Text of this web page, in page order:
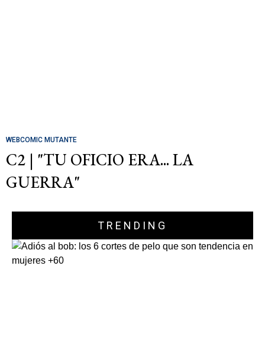
WEBCOMIC MUTANTE
C2 | "TU OFICIO ERA... LA
GUERRA"
TRENDING